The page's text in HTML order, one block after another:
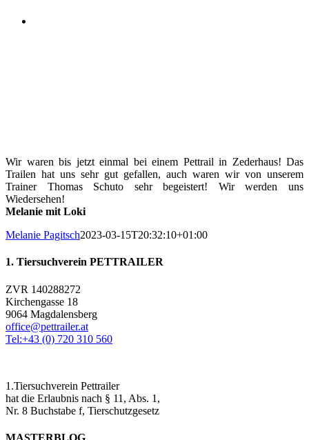
Wir waren bis jetzt einmal bei einem Pettrail in Zederhaus! Das
Trailen hat uns sehr gut gefallen, auch waren wir von unserem
Trainer Thomas Schuto sehr begeistert! Wir werden uns
Wiedersehen!
Melanie mit Loki
Melanie Pagitsch2023-03-15T20:32:10+01:00
1. Tiersuchverein PETTRAILER
ZVR 140288272
Kirchengasse 18
9064 Magdalensberg
office@pettrailer.at
Tel:+43 (0) 720 310 560
1.Tiersuchverein Pettrailer
hat die Erlaubnis nach § 11, Abs. 1,
Nr. 8 Buchstabe f, Tierschutzgesetz
MASTERBLOG